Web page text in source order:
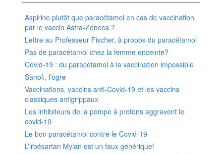
Aspirine plutôt que paracétamol en cas de vaccination
par le vaccin Astra-Zeneca ?
Lettre au Professeur Fischer, à propos du paracétamol
Pas de paracétamol chez la femme enceinte?
Covid-19 : du paracétamol à la vaccination impossible
Sanofi, l’ogre
Vaccinations, vaccins anti-Covid-19 et les vaccins
classiques antigrippaux
Les inhibiteurs de la pompe à protons aggravent le
covid-19
Le bon paracétamol contre le Covid-19
L’irbésartan Mylan est un faux générique!